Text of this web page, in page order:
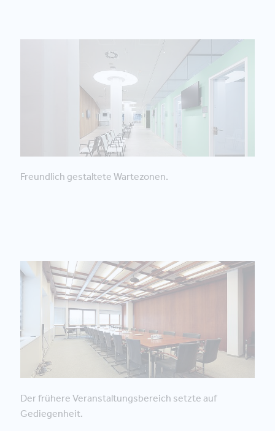
Freundlich gestaltete Wartezonen.
Der frühere Veranstaltungsbereich setzte auf
Gediegenheit.